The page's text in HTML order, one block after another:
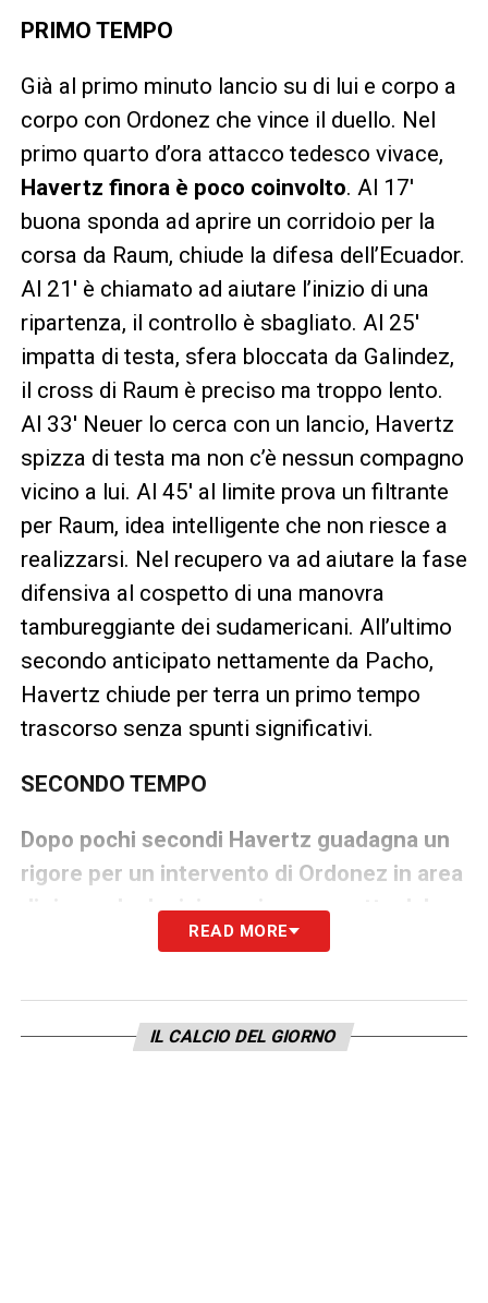
PRIMO TEMPO
Già al primo minuto lancio su di lui e corpo a
corpo con Ordonez che vince il duello. Nel
primo quarto d’ora attacco tedesco vivace,
Havertz finora è poco coinvolto. Al 17′
buona sponda ad aprire un corridoio per la
corsa da Raum, chiude la difesa dell’Ecuador.
Al 21′ è chiamato ad aiutare l’inizio di una
ripartenza, il controllo è sbagliato. Al 25′
impatta di testa, sfera bloccata da Galindez,
il cross di Raum è preciso ma troppo lento.
Al 33′ Neuer lo cerca con un lancio, Havertz
spizza di testa ma non c’è nessun compagno
vicino a lui. Al 45′ al limite prova un filtrante
per Raum, idea intelligente che non riesce a
realizzarsi. Nel recupero va ad aiutare la fase
difensiva al cospetto di una manovra
tambureggiante dei sudamericani. All’ultimo
secondo anticipato nettamente da Pacho,
Havertz chiude per terra un primo tempo
trascorso senza spunti significativi.
SECONDO TEMPO
Dopo pochi secondi Havertz guadagna un
rigore per un intervento di Ordonez in area
di rigore: la decisione viene corretta dal
perché in precedenza c’è un fallo di Sané
spizzata di testa per mettere in moto Sané.
Poco dopo errore di Pacho a metà campo,
READ MORE
IL CALCIO DEL GIORNO